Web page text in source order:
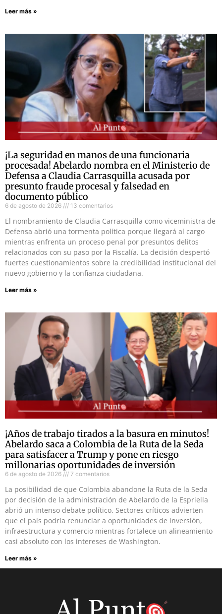
Leer más »
¡La seguridad en manos de una funcionaria
procesada! Abelardo nombra en el Ministerio de
Defensa a Claudia Carrasquilla acusada por
presunto fraude procesal y falsedad en
documento público
6 de agosto de 2026 13 comentarios
El nombramiento de Claudia Carrasquilla como viceministra de
Defensa abrió una tormenta política porque llegará al cargo
mientras enfrenta un proceso penal por presuntos delitos
relacionados con su paso por la Fiscalía. La decisión despertó
fuertes cuestionamientos sobre la credibilidad institucional del
nuevo gobierno y la confianza ciudadana.
Leer más »
¡Años de trabajo tirados a la basura en minutos!
Abelardo saca a Colombia de la Ruta de la Seda
para satisfacer a Trump y pone en riesgo
millonarias oportunidades de inversión
6 de agosto de 2026 7 comentarios
La posibilidad de que Colombia abandone la Ruta de la Seda
por decisión de la administración de Abelardo de la Espriella
abrió un intenso debate político. Sectores críticos advierten
que el país podría renunciar a oportunidades de inversión,
infraestructura y comercio mientras fortalece un alineamiento
casi absoluto con los intereses de Washington.
Leer más »